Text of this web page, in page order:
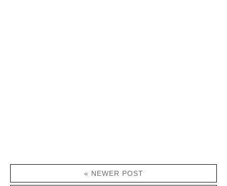
« NEWER POST